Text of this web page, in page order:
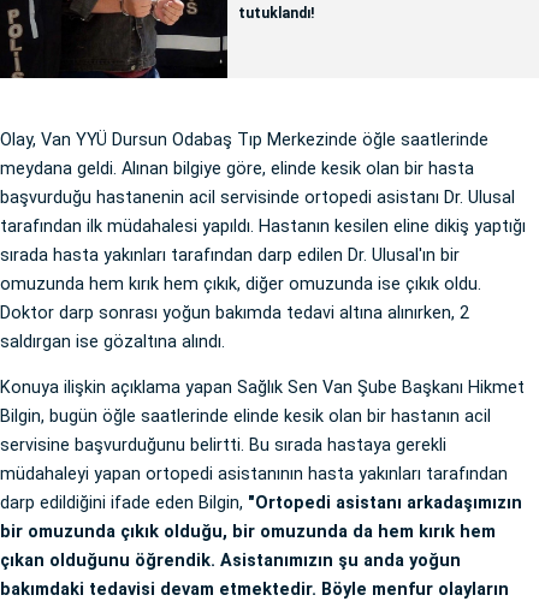
tutuklandı!
Olay, Van YYÜ Dursun Odabaş Tıp Merkezinde öğle saatlerinde
meydana geldi. Alınan bilgiye göre, elinde kesik olan bir hasta
başvurduğu hastanenin acil servisinde ortopedi asistanı Dr. Ulusal
tarafından ilk müdahalesi yapıldı. Hastanın kesilen eline dikiş yaptığı
sırada hasta yakınları tarafından darp edilen Dr. Ulusal'ın bir
omuzunda hem kırık hem çıkık, diğer omuzunda ise çıkık oldu.
Doktor darp sonrası yoğun bakımda tedavi altına alınırken, 2
saldırgan ise gözaltına alındı.
Konuya ilişkin açıklama yapan Sağlık Sen Van Şube Başkanı Hikmet
Bilgin, bugün öğle saatlerinde elinde kesik olan bir hastanın acil
servisine başvurduğunu belirtti. Bu sırada hastaya gerekli
müdahaleyi yapan ortopedi asistanının hasta yakınları tarafından
darp edildiğini ifade eden Bilgin, "Ortopedi asistanı arkadaşımızın
bir omuzunda çıkık olduğu, bir omuzunda da hem kırık hem
çıkan olduğunu öğrendik. Asistanımızın şu anda yoğun
bakımdaki tedavisi devam etmektedir. Böyle menfur olayların